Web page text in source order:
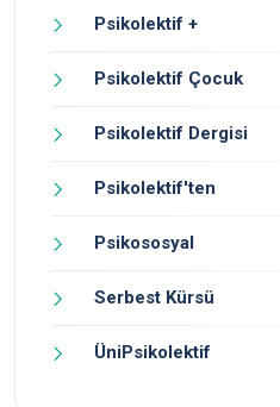
Psikolektif +
Psikolektif Çocuk
Psikolektif Dergisi
Psikolektif'ten
Psikososyal
Serbest Kürsü
ÜniPsikolektif